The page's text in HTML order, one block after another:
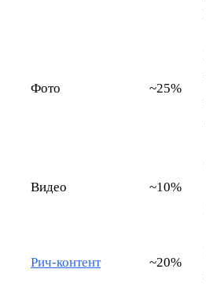
Фото ~25%
Видео ~10%
Рич-контент ~20%